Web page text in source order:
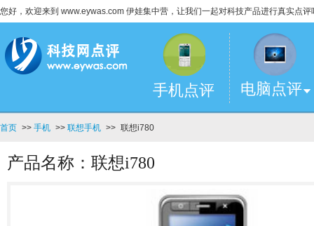
您好，欢迎来到 www.eywas.com 伊娃集中营，让我们一起对科技产品进行真实点评
手机点评 电脑点评
首页 >> 手机 >> 联想手机 >> 联想i780
产品名称：联想i780